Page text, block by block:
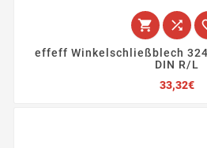
 
effeff Winkelschließblech
DIN R/L
33,32€